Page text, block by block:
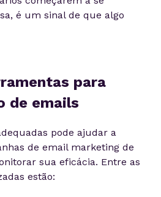
é um sinal de que algo
para
de emails
pode ajudar a
de email marketing de
sua eficácia. Entre as
estão: